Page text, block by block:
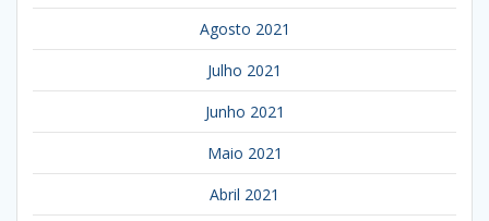
Agosto 2021
Julho 2021
Junho 2021
Maio 2021
Abril 2021